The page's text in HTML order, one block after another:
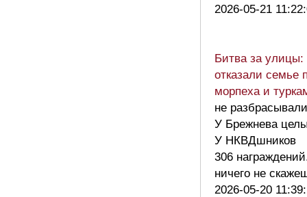
2026-05-21
Битва за
отказали семье
морпеха и
не
У Брежнева
У НКВДшников
306
ничего не
2026-05-20